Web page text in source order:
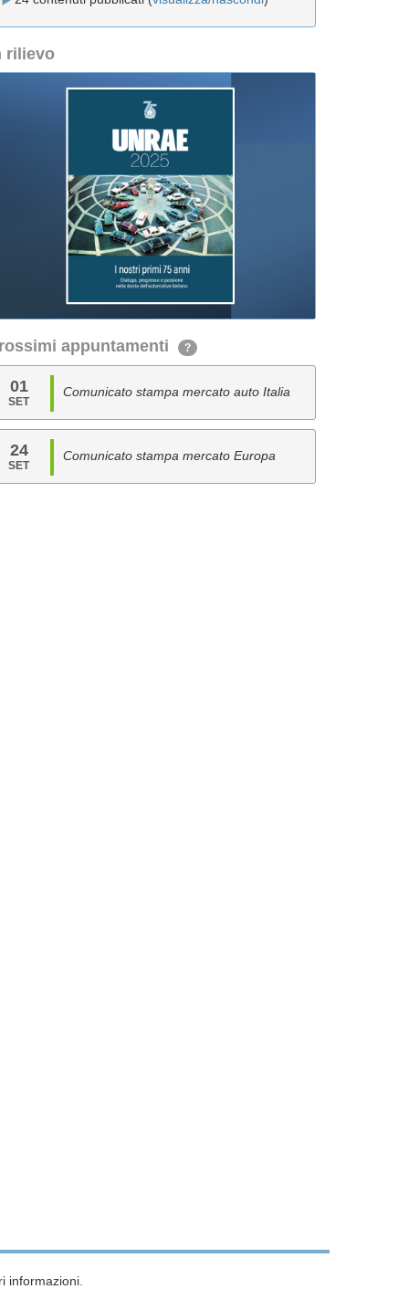
rilievo
appuntamenti ?
01
SET
Comunicato stampa mercato auto Italia
24
SET
Comunicato stampa mercato Europa
informazioni.